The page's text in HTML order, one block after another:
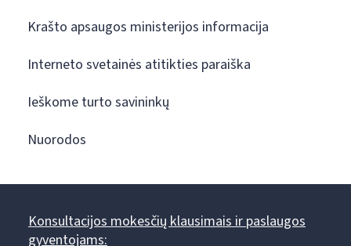
Krašto apsaugos ministerijos informacija
Interneto svetainės atitikties paraiška
Ieškome turto savininkų
Nuorodos
Konsultacijos mokesčių klausimais ir paslaugos
gyventojams: